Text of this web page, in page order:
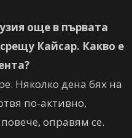
още в първата
Кайсар. Какво е
Няколко дена бях на
по-активно,
оправям се.